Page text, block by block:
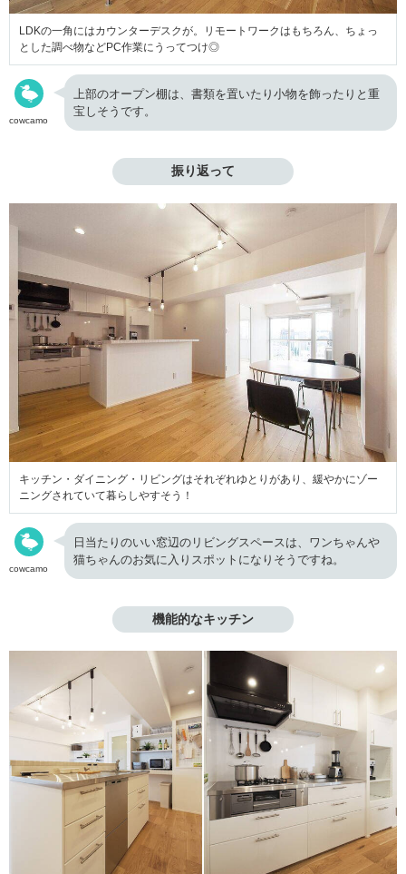
LDKの一角にはカウンターデスクが。リモートワークはもちろん、ちょっ
とした調べ物などPC作業にうってつけ◎
cowcamo
上部のオープン棚は、書類を置いたり小物を飾ったりと重
宝しそうです。
振り返って
キッチン・ダイニング・リビングはそれぞれゆとりがあり、緩やかにゾー
ニングされていて暮らしやすそう！
cowcamo
日当たりのいい窓辺のリビングスペースは、ワンちゃんや
猫ちゃんのお気に入りスポットになりそうですね。
機能的なキッチン